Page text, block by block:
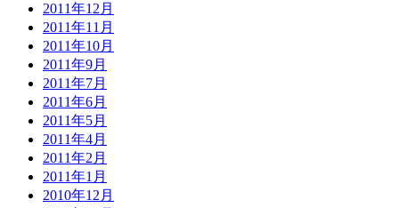
2011年12月
2011年11月
2011年10月
2011年9月
2011年7月
2011年6月
2011年5月
2011年4月
2011年2月
2011年1月
2010年12月